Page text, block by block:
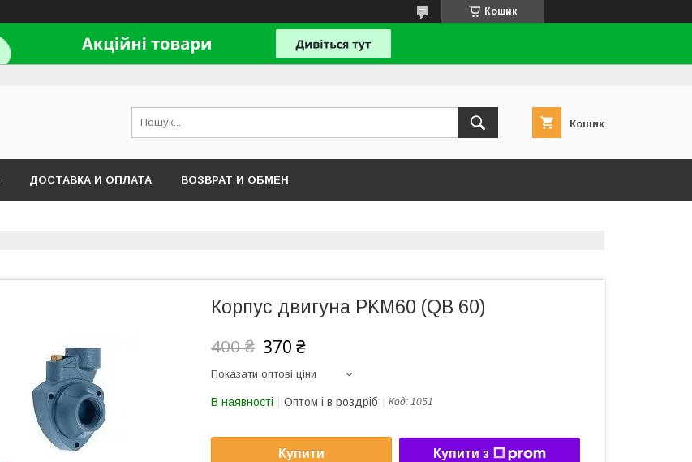
Кошик
Кошик
ДОСТАВКА И ОПЛАТА ВОЗВРАТ И ОБМЕН
Корпус двигуна PKM60 (QB 60)
400 ₴ 370 ₴
Показати оптові ціни
В наявності Оптом і в роздріб Код: 1051
Купити Купити з